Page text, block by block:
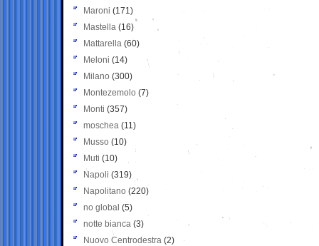
Maroni (171)
Mastella (16)
Mattarella (60)
Meloni (14)
Milano (300)
Montezemolo (7)
Monti (357)
moschea (11)
Musso (10)
Muti (10)
Napoli (319)
Napolitano (220)
no global (5)
notte bianca (3)
Nuovo Centrodestra (2)